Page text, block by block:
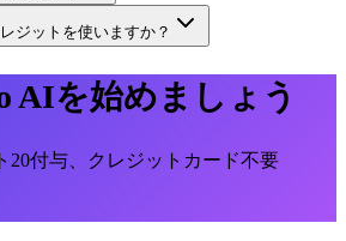
ジットを使いますか？
AIを始めましょう
20付与、クレジットカード不要